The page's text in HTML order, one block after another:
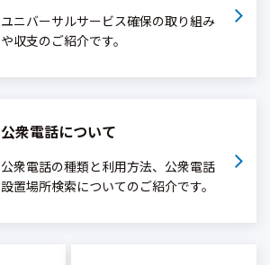
ユニバーサルサービス確保の取り組み
や収支のご紹介です。
公衆電話について
公衆電話の種類と利用方法、公衆電話
設置場所検索についてのご紹介です。